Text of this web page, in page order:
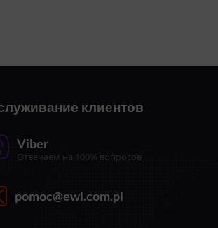
клиентов
Viber
Отвечаем на 100% вопросов
pomoc@ewl.com.pl